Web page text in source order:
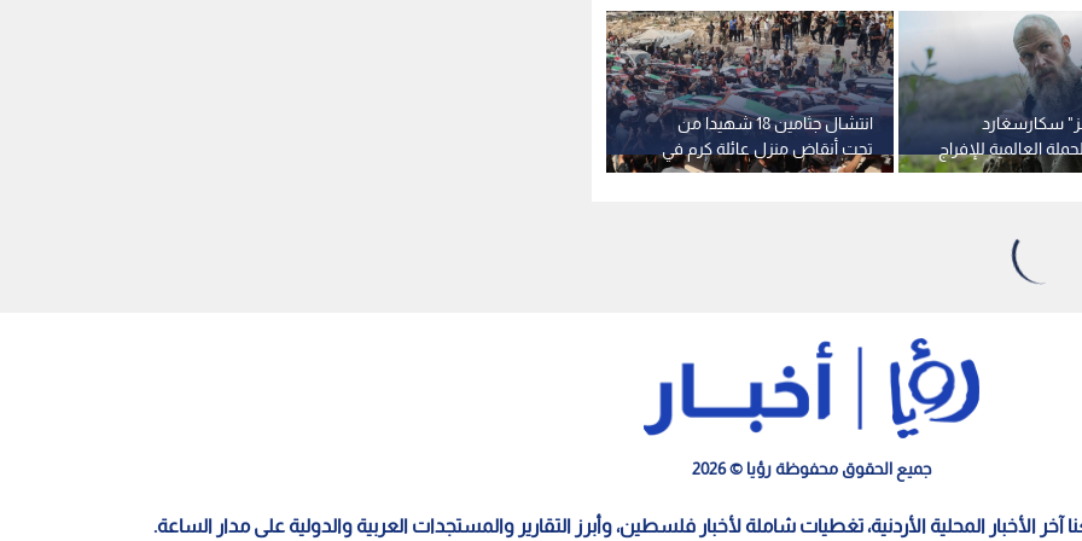
انتشال جثامين 18 شهيدا من
تحت أنقاض منزل عائلة كرم في
قطاع غزة
سكارسغارد
العالمية للإفراج
البرغوثي.. فيديو
جميع الحقوق محفوظة رؤيا © 2026
آخر الأخبار المحلية الأردنية، تغطيات شاملة لأخبار فلسطين، وأبرز التقارير والمستجدات العربية والدولية على مدار الساعة.